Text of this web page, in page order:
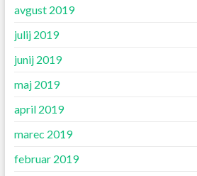
avgust 2019
julij 2019
junij 2019
maj 2019
april 2019
marec 2019
februar 2019